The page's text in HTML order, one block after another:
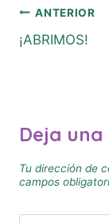
entrada:
de
ANTERIOR
¡ABRIMOS!
Deja
Tu dirección de
campos